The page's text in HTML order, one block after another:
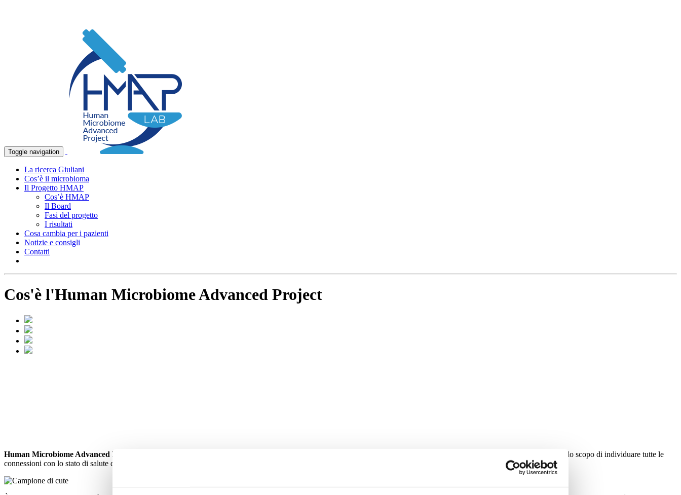
Toggle navigation
La ricerca Giuliani
Cos’è il microbioma
Il Progetto HMAP
Cos’è HMAP
Il Board
Fasi del progetto
I risultati
Cosa cambia per i pazienti
Notizie e consigli
Contatti
Cos'è l'Human Microbiome Advanced Project
Human Microbiome Advanced Project
è il primo progetto multidisciplinare di ricerca, italiano, specializzato sullo studio del microbioma della pelle e del cuoio capelluto, e ha lo scopo di individuare tutte le
connessioni con lo stato di salute dell’organismo e con l'asse intestino-cervello.